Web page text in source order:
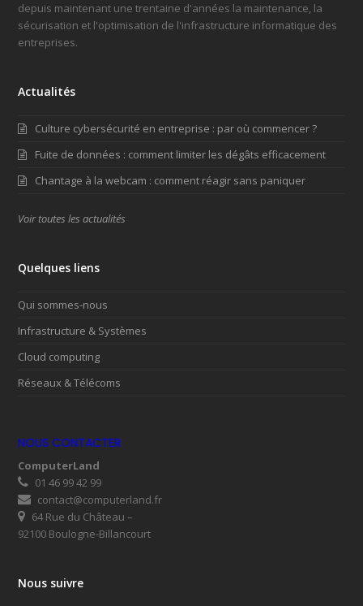
depuis maintenant une trentaine d'années la maintenance, la
sécurisation et l'optimisation de l'infrastructure informatique des
entreprises.
Actualités
Culture cybersécurité en entreprise : par où commencer ?
Fuite de données : comment limiter les dégâts efficacement
Chantage à la webcam : comment réagir sans paniquer
Voir toutes les actualités
Quelques liens
Qui sommes-nous
Infrastructure & Systèmes
Cloud computing
Réseaux & Télécoms
NOUS CONTACTER
ComputerLand
01 46 99 42 99
contact@computerland.fr
64 Rue du Château –
92100 Boulogne-Billancourt
Nous suivre